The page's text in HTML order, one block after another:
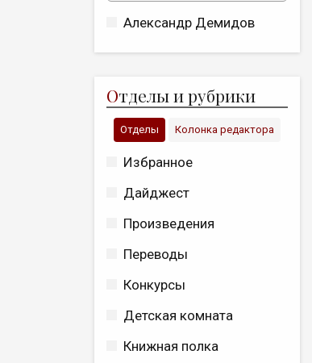
Александр Демидов
Отделы и рубрики
Отделы Колонка редактора
Избранное
Дайджест
Произведения
Переводы
Конкурсы
Детская комната
Книжная полка